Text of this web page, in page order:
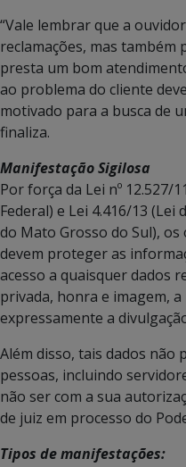
“Vale lembrar que a
reclamações, mas também
presta um bom
ao problema do cliente
motivado para a busca de
finaliza.
Manifestação Sigilosa
Por força da Lei nº 12.527/
Federal) e Lei 4.416/13 (Lei
do Mato Grosso do Sul),
devem proteger as
acesso a quaisquer dados
privada, honra e imagem,
expressamente a
Além disso, tais dados não
pessoas, incluindo
não ser com a sua
de juiz em processo do
Tipos de manifestações: